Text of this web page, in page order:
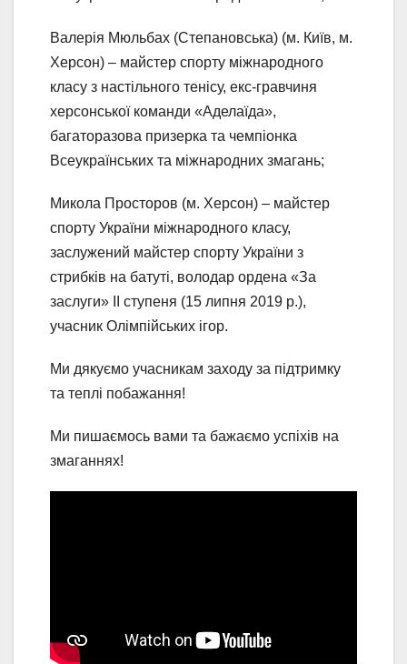
Валерія Мюльбах (Степановська) (м. Київ, м.
Херсон) – майстер спорту міжнародного
класу з настільного тенісу, екс-гравчиня
херсонської команди «Аделаїда»,
багаторазова призерка та чемпіонка
Всеукраїнських та міжнародних змагань;
Микола Просторов (м. Херсон) – майстер
спорту України міжнародного класу,
заслужений майстер спорту України з
стрибків на батуті, володар ордена «За
заслуги» ІІ ступеня (15 липня 2019 р.),
учасник Олімпійських ігор.
Ми дякуємо учасникам заходу за підтримку
та теплі побажання!
Ми пишаємось вами та бажаємо успіхів на
змаганнях!